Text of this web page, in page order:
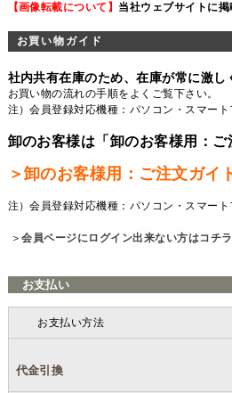
【画像転載について】 当社ウェブサイトに
お買い物ガイド
社内共有在庫のため、在庫が常に激
お買い物の流れの手順をよくご覧下さい。
注）会員登録対応機種：パソコン・スマー
卸のお客様は「卸のお客様用：
＞卸のお客様用：ご注文ガイ
注）会員登録対応機種：パソコン・スマー
＞会員ページにログイン出来ない方はコチラ
お支払い
お支払い方法
代金引換